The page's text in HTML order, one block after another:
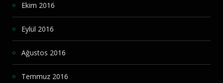
Ekim 2016
Eylül 2016
Ağustos 2016
Temmuz 2016